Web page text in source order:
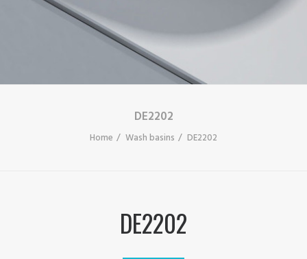
DE2202
Home Wash basins DE2202
DE2202